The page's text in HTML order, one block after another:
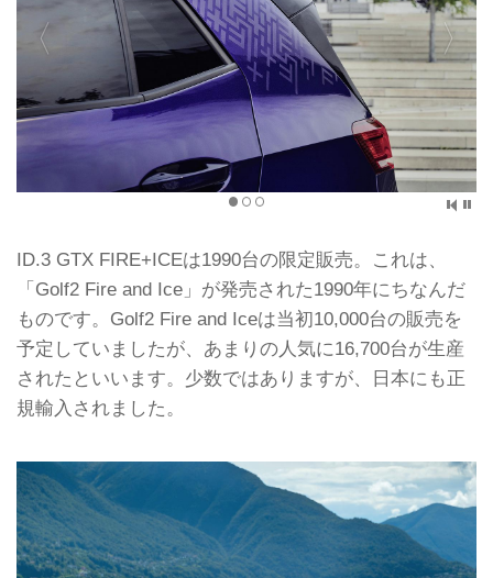
ID.3 GTX FIRE+ICEは1990台の限定販売。これは、
「Golf2 Fire and Ice」が発売された1990年にちなんだ
ものです。Golf2 Fire and Iceは当初10,000台の販売を
予定していましたが、あまりの人気に16,700台が生産
されたといいます。少数ではありますが、日本にも正
規輸入されました。